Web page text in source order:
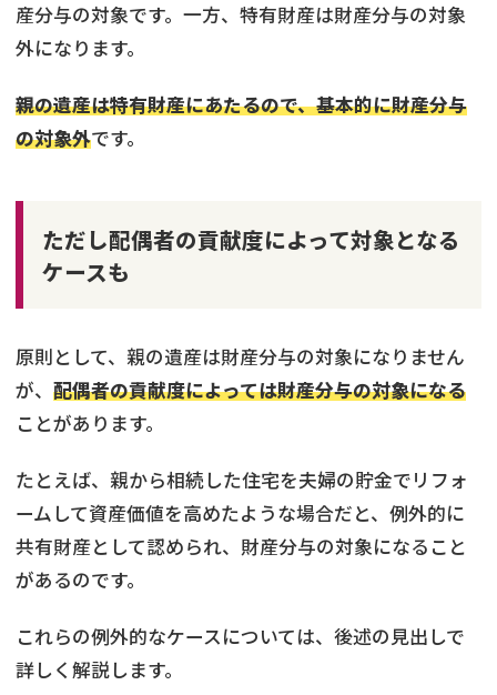
産分与の対象です。一方、特有財産は財産分与の対象
外になります。
親の遺産は特有財産にあたるので、基本的に財産分与
の対象外です。
ただし配偶者の貢献度によって対象となる
ケースも
原則として、親の遺産は財産分与の対象になりません
が、 配偶者の貢献度によっては財産分与の対象になる
ことがあります。
たとえば、親から相続した住宅を夫婦の貯金でリフォ
ームして資産価値を高めたような場合だと、例外的に
共有財産として認められ、財産分与の対象になること
があるのです。
これらの例外的なケースについては、後述の見出しで
詳しく解説します。